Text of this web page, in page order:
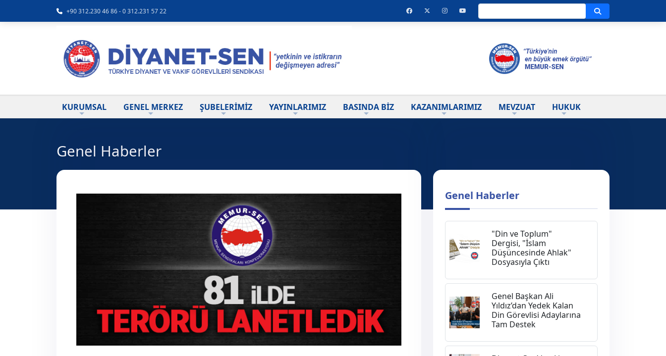
+90 312.230 46 86 - 0 312.231 57 22
KURUMSAL GENEL MERKEZ ŞUBELERİMİZ YAYINLARIMIZ BASINDA BİZ KAZANIMLARIMIZ MEVZUAT HUKUK
Genel Haberler
Genel Haberler
"Din ve Toplum"
Dergisi, "İslam
Düşüncesinde Ahlak"
Dosyasıyla Çıktı
Genel Başkan Ali
Yıldız’dan Yedek Kalan
Din Görevlisi Adaylarına
Tam Destek